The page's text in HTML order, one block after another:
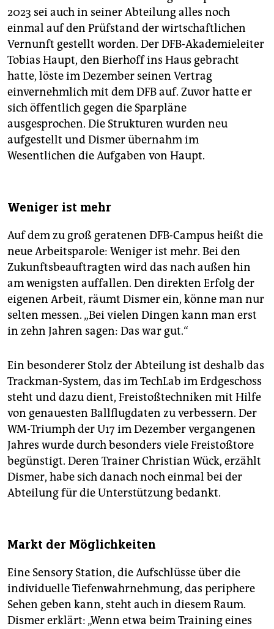
2023 sei auch in seiner Abteilung alles noch
einmal auf den Prüfstand der wirtschaftlichen
Vernunft gestellt worden. Der DFB-Akademieleiter
Tobias Haupt, den Bierhoff ins Haus gebracht
hatte, löste im Dezember seinen Vertrag
einvernehmlich mit dem DFB auf. Zuvor hatte er
sich öffentlich gegen die Sparpläne
ausgesprochen. Die Strukturen wurden neu
aufgestellt und Dismer übernahm im
Wesentlichen die Aufgaben von Haupt.
Weniger ist mehr
Auf dem zu groß geratenen DFB-Campus heißt die
neue Arbeitsparole: Weniger ist mehr. Bei den
Zukunftsbeauftragten wird das nach außen hin
am wenigsten auffallen. Den direkten Erfolg der
eigenen Arbeit, räumt Dismer ein, könne man nur
selten messen. „Bei vielen Dingen kann man erst
in zehn Jahren sagen: Das war gut.“
Ein besonderer Stolz der Abteilung ist deshalb das
Trackman-System, das im TechLab im Erdgeschoss
steht und dazu dient, Freistoßtechniken mit Hilfe
von genauesten Ballflugdaten zu verbessern. Der
WM-Triumph der U17 im Dezember vergangenen
Jahres wurde durch besonders viele Freistoßtore
begünstigt. Deren Trainer Christian Wück, erzählt
Dismer, habe sich danach noch einmal bei der
Abteilung für die Unterstützung bedankt.
Markt der Möglichkeiten
Eine Sensory Station, die Aufschlüsse über die
individuelle Tiefenwahrnehmung, das periphere
Sehen geben kann, steht auch in diesem Raum.
Dismer erklärt: „Wenn etwa beim Training eines